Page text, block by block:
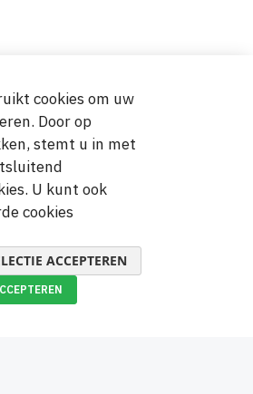
betalingen
cookies om uw
Door op
stemt u in met
U kunt ook
cookies
ACCEPTEREN